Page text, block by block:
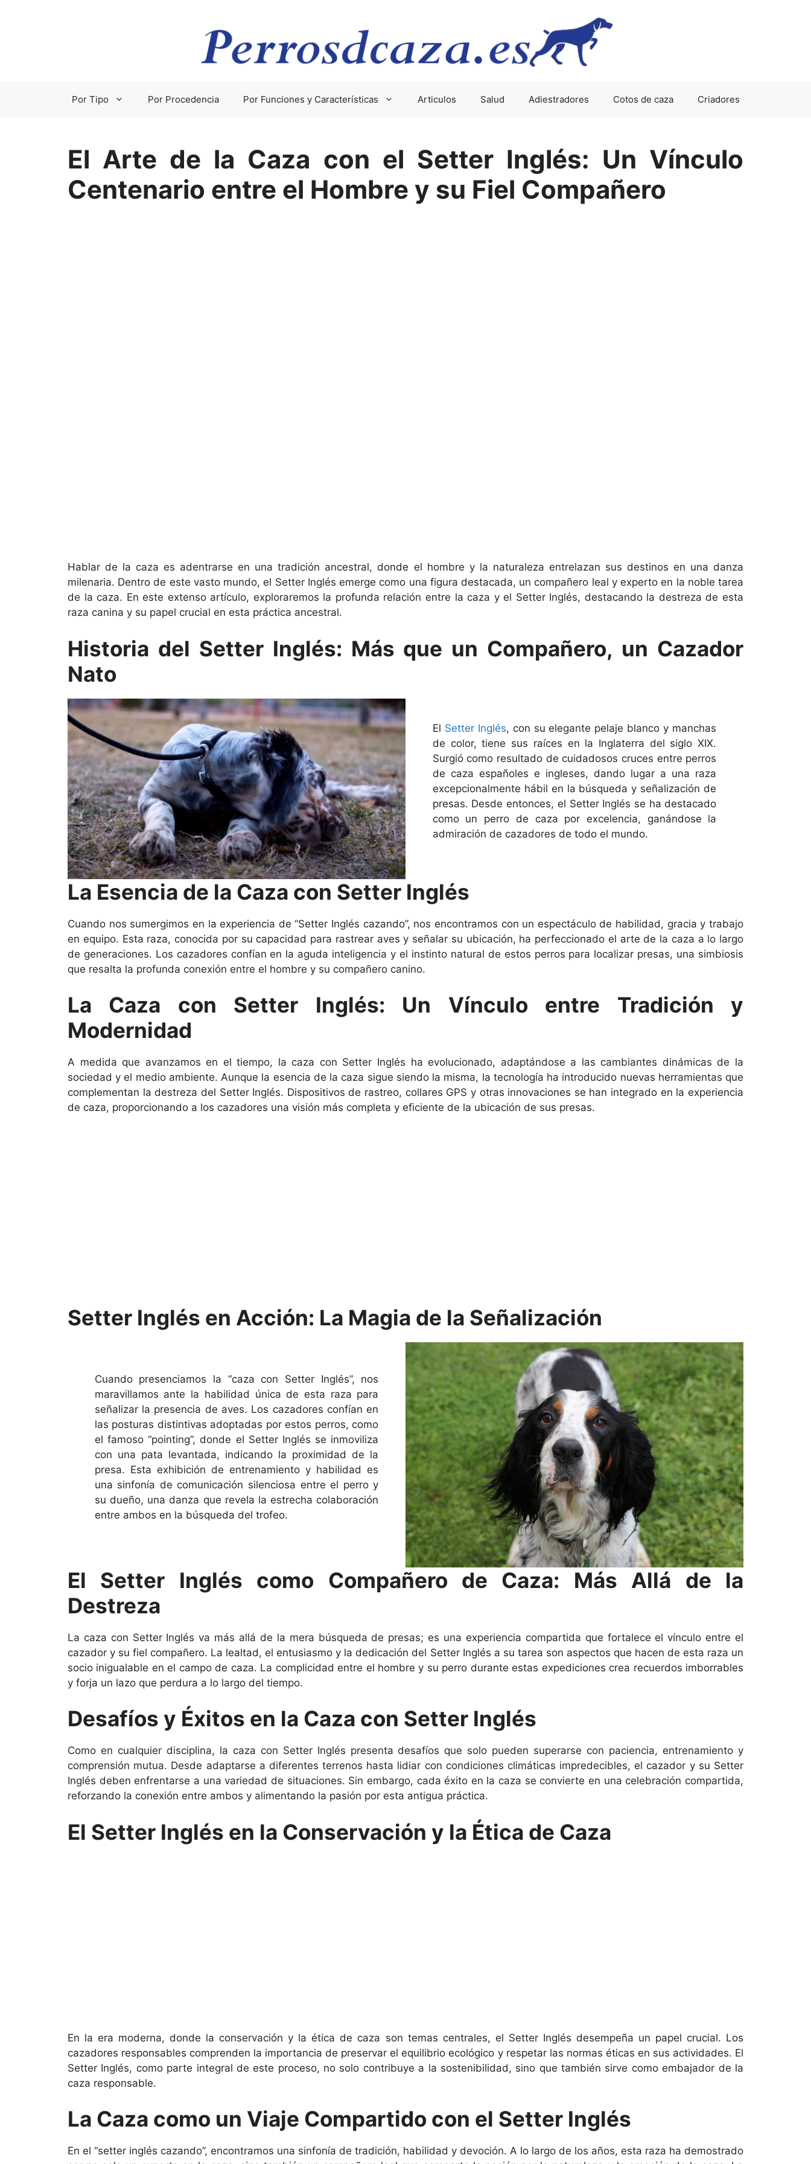
Por Tipo Por Procedencia Por Funciones y Características Articulos Salud Adiestradores Cotos de caza Criadores
El Arte de la Caza con el Setter Inglés: Un Vínculo
Centenario entre el Hombre y su Fiel Compañero
Hablar de la caza es adentrarse en una tradición ancestral, donde el hombre y la naturaleza entrelazan sus destinos en una danza
milenaria. Dentro de este vasto mundo, el Setter Inglés emerge como una figura destacada, un compañero leal y experto en la noble tarea
de la caza. En este extenso artículo, exploraremos la profunda relación entre la caza y el Setter Inglés, destacando la destreza de esta
raza canina y su papel crucial en esta práctica ancestral.
Historia del Setter Inglés: Más que un Compañero, un Cazador
Nato
El Setter Inglés, con su elegante pelaje blanco y manchas
de color, tiene sus raíces en la Inglaterra del siglo XIX.
Surgió como resultado de cuidadosos cruces entre perros
de caza españoles e ingleses, dando lugar a una raza
excepcionalmente hábil en la búsqueda y señalización de
presas. Desde entonces, el Setter Inglés se ha destacado
como un perro de caza por excelencia, ganándose la
admiración de cazadores de todo el mundo.
La Esencia de la Caza con Setter Inglés
Cuando nos sumergimos en la experiencia de “Setter Inglés cazando”, nos encontramos con un espectáculo de habilidad, gracia y trabajo
en equipo. Esta raza, conocida por su capacidad para rastrear aves y señalar su ubicación, ha perfeccionado el arte de la caza a lo largo
de generaciones. Los cazadores confían en la aguda inteligencia y el instinto natural de estos perros para localizar presas, una simbiosis
que resalta la profunda conexión entre el hombre y su compañero canino.
La Caza con Setter Inglés: Un Vínculo entre Tradición y
Modernidad
A medida que avanzamos en el tiempo, la caza con Setter Inglés ha evolucionado, adaptándose a las cambiantes dinámicas de la
sociedad y el medio ambiente. Aunque la esencia de la caza sigue siendo la misma, la tecnología ha introducido nuevas herramientas que
complementan la destreza del Setter Inglés. Dispositivos de rastreo, collares GPS y otras innovaciones se han integrado en la experiencia
de caza, proporcionando a los cazadores una visión más completa y eficiente de la ubicación de sus presas.
Setter Inglés en Acción: La Magia de la Señalización
Cuando presenciamos la “caza con Setter Inglés”, nos
maravillamos ante la habilidad única de esta raza para
señalizar la presencia de aves. Los cazadores confían en
las posturas distintivas adoptadas por estos perros, como
el famoso “pointing”, donde el Setter Inglés se inmoviliza
con una pata levantada, indicando la proximidad de la
presa. Esta exhibición de entrenamiento y habilidad es
una sinfonía de comunicación silenciosa entre el perro y
su dueño, una danza que revela la estrecha colaboración
entre ambos en la búsqueda del trofeo.
El Setter Inglés como Compañero de Caza: Más Allá de la
Destreza
La caza con Setter Inglés va más allá de la mera búsqueda de presas; es una experiencia compartida que fortalece el vínculo entre el
cazador y su fiel compañero. La lealtad, el entusiasmo y la dedicación del Setter Inglés a su tarea son aspectos que hacen de esta raza un
socio inigualable en el campo de caza. La complicidad entre el hombre y su perro durante estas expediciones crea recuerdos imborrables
y forja un lazo que perdura a lo largo del tiempo.
Desafíos y Éxitos en la Caza con Setter Inglés
Como en cualquier disciplina, la caza con Setter Inglés presenta desafíos que solo pueden superarse con paciencia, entrenamiento y
comprensión mutua. Desde adaptarse a diferentes terrenos hasta lidiar con condiciones climáticas impredecibles, el cazador y su Setter
Inglés deben enfrentarse a una variedad de situaciones. Sin embargo, cada éxito en la caza se convierte en una celebración compartida,
reforzando la conexión entre ambos y alimentando la pasión por esta antigua práctica.
El Setter Inglés en la Conservación y la Ética de Caza
En la era moderna, donde la conservación y la ética de caza son temas centrales, el Setter Inglés desempeña un papel crucial. Los
cazadores responsables comprenden la importancia de preservar el equilibrio ecológico y respetar las normas éticas en sus actividades. El
Setter Inglés, como parte integral de este proceso, no solo contribuye a la sostenibilidad, sino que también sirve como embajador de la
caza responsable.
La Caza como un Viaje Compartido con el Setter Inglés
En el “setter inglés cazando”, encontramos una sinfonía de tradición, habilidad y devoción. A lo largo de los años, esta raza ha demostrado